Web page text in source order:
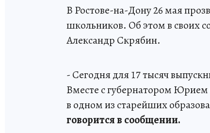
В Ростове-на-Дону 26 мая
школьников. Об этом в своих
Александр Скрябин.
- Сегодня для 17 тысяч
Вместе с губернатором
в одном из старейших
говорится в сообщении.